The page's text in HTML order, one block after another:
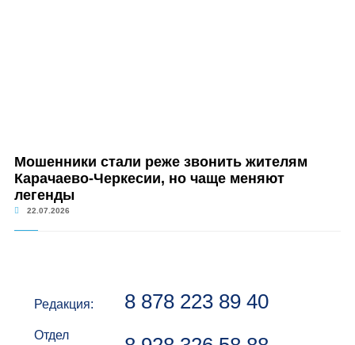
Мошенники стали реже звонить жителям
Карачаево-Черкесии, но чаще меняют
легенды
22.07.2026
Редакция: 8 878 223 89 40
Отдел